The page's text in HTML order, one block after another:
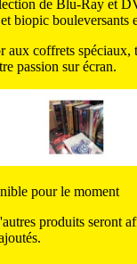
de Blu-Ray et
biopic bouleversants
aux coffrets spéciaux,
passion sur écran.
pour le moment
produits seront